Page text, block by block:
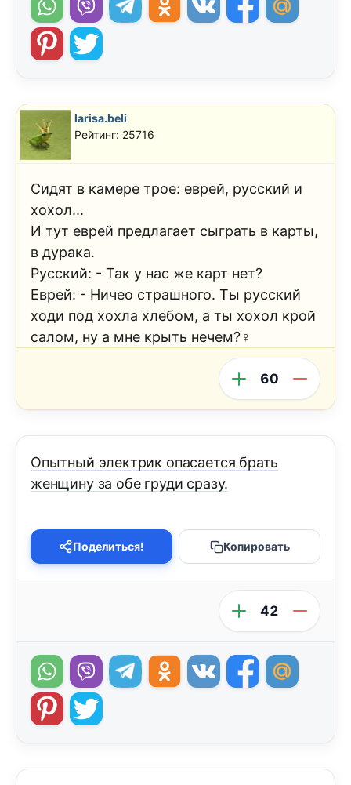
larisa.beli
Рейтинг: 25716
Сидят в камере трое: еврей, русский и
хохол...
И тут еврей предлагает сыграть в карты,
в дурака.
Русский: - Так у нас же карт нет?
Еврей: - Ничео страшного. Ты русский
ходи под хохла хлебом, а ты хохол крой
салом, ну а мне крыть нечем?‍♀️
60
Опытный электрик опасается брать
женщину за обе груди сразу.
Поделиться! Копировать
42